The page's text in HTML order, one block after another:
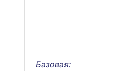
Базовая: